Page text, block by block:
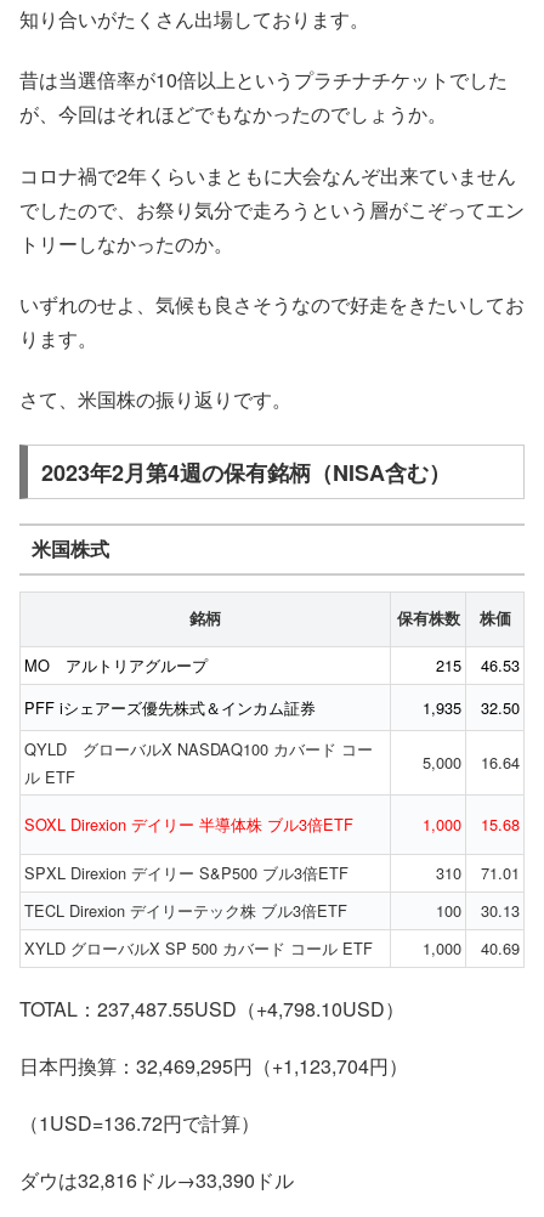
知り合いがたくさん出場しております。
昔は当選倍率が10倍以上というプラチナチケットでした
が、今回はそれほどでもなかったのでしょうか。
コロナ禍で2年くらいまともに大会なんぞ出来ていません
でしたので、お祭り気分で走ろうという層がこぞってエン
トリーしなかったのか。
いずれのせよ、気候も良さそうなので好走をきたいしてお
ります。
さて、米国株の振り返りです。
2023年2月第4週の保有銘柄（NISA含む）
米国株式
銘柄 保有株数 株価
MO アルトリアグループ 215
46.53
PFF iシェアーズ優先株式＆インカム証券
1,935
32.50
QYLD グローバルX NASDAQ100 カバード コー
ル ETF
5,000 16.64
SOXL Direxion デイリー 半導体株 ブル3倍ETF 1,000 15.68
SPXL Direxion デイリー S&P500 ブル3倍ETF 310
71.01
TECL Direxion デイリーテック株 ブル3倍ETF
100
30.13
XYLD グローバルX SP 500 カバード コール ETF
1,000 40.69
TOTAL：237,487.55USD（+4,798.10USD）
日本円換算：32,469,295円（+1,123,704円）
（1USD=136.72円で計算）
ダウは32,816ドル→33,390ドル